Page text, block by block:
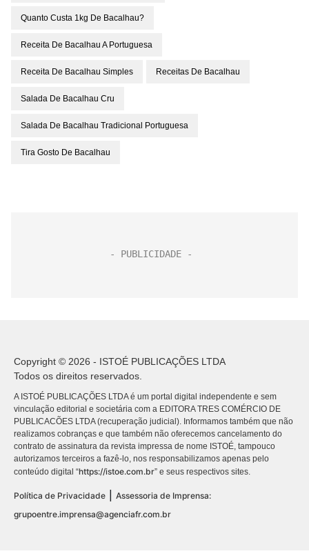
Quanto Custa 1kg De Bacalhau?
Receita De Bacalhau A Portuguesa
Receita De Bacalhau Simples Receitas De Bacalhau
Salada De Bacalhau Cru
Salada De Bacalhau Tradicional Portuguesa
Tira Gosto De Bacalhau
Copyright © 2026 - ISTOÉ PUBLICAÇÕES LTDA
Todos os direitos reservados.
A ISTOÉ PUBLICAÇÕES LTDA é um portal digital independente e sem
vinculação editorial e societária com a EDITORA TRES COMÉRCIO DE
PUBLICACÕES LTDA (recuperação judicial). Informamos também que não
realizamos cobranças e que também não oferecemos cancelamento do
contrato de assinatura da revista impressa de nome ISTOÉ, tampouco
autorizamos terceiros a fazê-lo, nos responsabilizamos apenas pelo
conteúdo digital “https://istoe.com.br” e seus respectivos sites.
Política de Privacidade
Assessoria de Imprensa:
grupoentre.imprensa@agenciafr.com.br